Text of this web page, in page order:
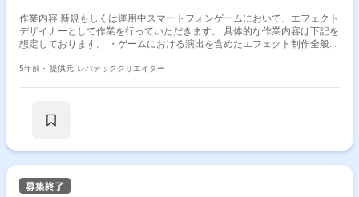
作業内容 新規もしくは運用中スマートフォンゲームにおいて、エフェクト
デザイナーとして作業を行っていただきます。 具体的な作業内容は下記を
想定しております。 ・ゲームにおける演出を含めたエフェクト制作全般
トのクオリティコントロール ・外注管理
5年前・ 提供元: レバテッククリエイター